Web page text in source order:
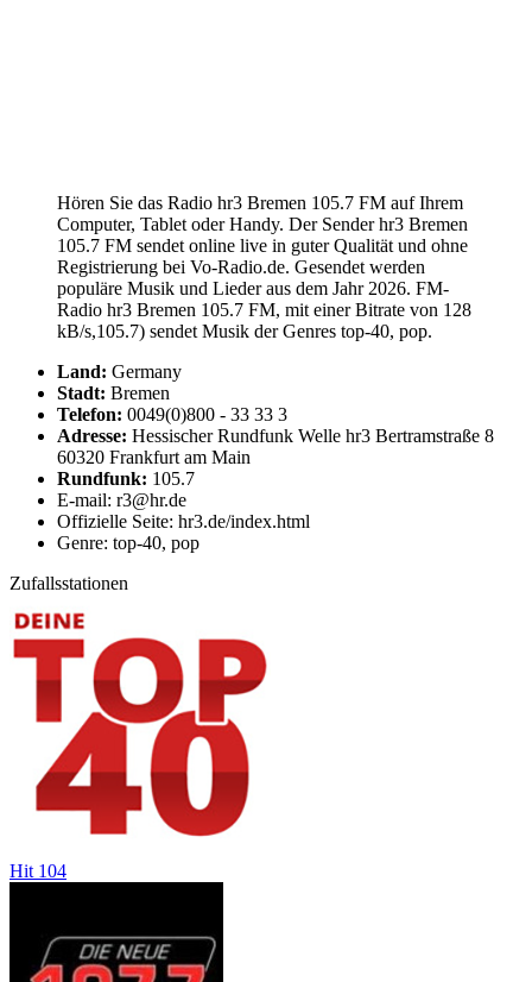
Hören Sie das Radio hr3 Bremen 105.7 FM auf Ihrem
Computer, Tablet oder Handy. Der Sender hr3 Bremen
105.7 FM sendet online live in guter Qualität und ohne
Registrierung bei Vo-Radio.de. Gesendet werden
populäre Musik und Lieder aus dem Jahr 2026. FM-
Radio hr3 Bremen 105.7 FM, mit einer Bitrate von 128
kB/s,105.7) sendet Musik der Genres top-40, pop.
Land: Germany
Stadt: Bremen
Telefon: 0049(0)800 - 33 33 3
Adresse: Hessischer Rundfunk Welle hr3 Bertramstraße 8
60320 Frankfurt am Main
Rundfunk: 105.7
E-mail: r3@hr.de
Offizielle Seite: hr3.de/index.html
Genre: top-40, pop
Zufallsstationen
Hit 104